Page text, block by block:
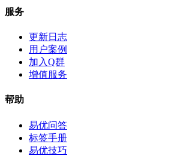
服务
更新日志
用户案例
加入Q群
增值服务
帮助
易优问答
标签手册
易优技巧